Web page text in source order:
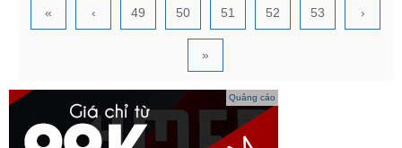
« ‹ 49 50 51 52 53 ›
»
Quảng cáo